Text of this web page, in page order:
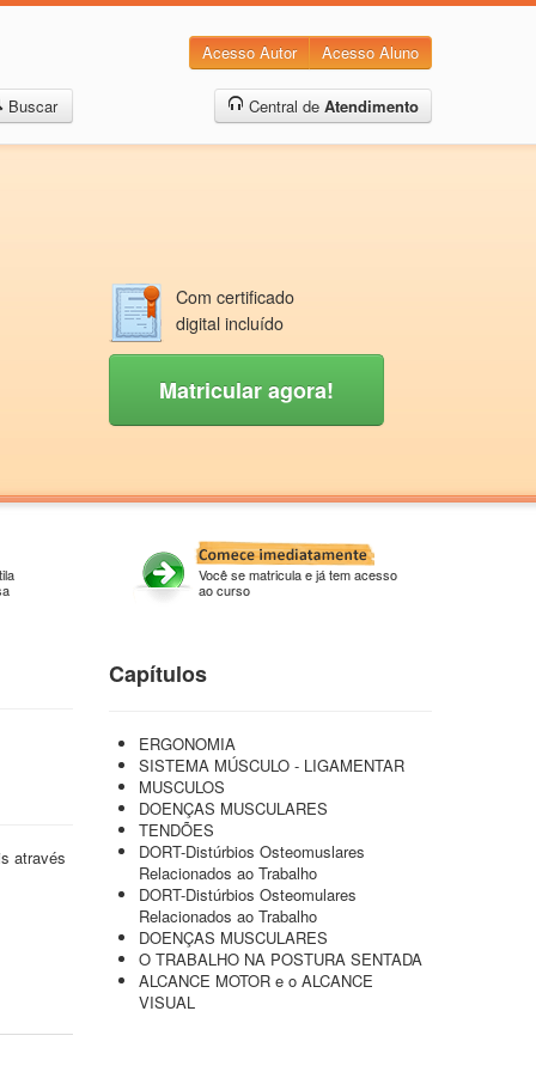
Acesso Autor Acesso Aluno
Buscar Central de Atendimento
Com certificado
digital incluído
Matricular agora!
Você se matricula e já tem acesso
ao curso
através
Capítulos
ERGONOMIA
SISTEMA MÚSCULO - LIGAMENTAR
MUSCULOS
DOENÇAS MUSCULARES
TENDÕES
DORT-Distúrbios Osteomuslares
Relacionados ao Trabalho
DORT-Distúrbios Osteomulares
Relacionados ao Trabalho
DOENÇAS MUSCULARES
O TRABALHO NA POSTURA SENTADA
ALCANCE MOTOR e o ALCANCE
VISUAL